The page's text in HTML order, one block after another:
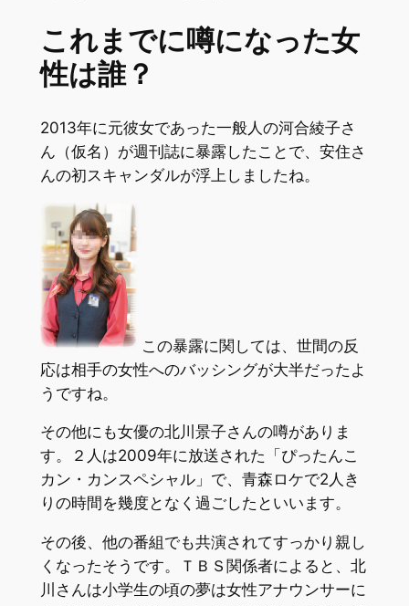
これまでに噂になった女
性は誰？
2013年に元彼女であった一般人の河合綾子さ
ん（仮名）が週刊誌に暴露したことで、安住さ
んの初スキャンダルが浮上しましたね。
この暴露に関しては、世間の反
応は相手の女性へのバッシングが大半だったよ
うですね。
その他にも女優の北川景子さんの噂がありま
す。２人は2009年に放送された「ぴったんこ
カン・カンスペシャル」で、青森ロケで2人き
りの時間を幾度となく過ごしたといいます。
その後、他の番組でも共演されてすっかり親し
くなったそうです。ＴＢＳ関係者によると、北
川さんは小学生の頃の夢は女性アナウンサーに